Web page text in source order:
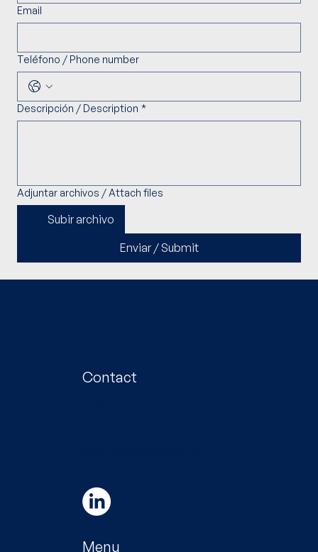
Email
Teléfono / Phone number
Descripción / Description *
Adjuntar archivos / Attach files
Subir archivo
Enviar / Submit
Contact
Menu